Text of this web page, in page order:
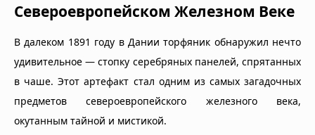
Североевропейском Железном Веке
В далеком 1891 году в Дании торфяник обнаружил нечто
удивительное — стопку серебряных панелей, спрятанных
в чаше. Этот артефакт стал одним из самых загадочных
предметов североевропейского железного века,
окутанным тайной и мистикой.